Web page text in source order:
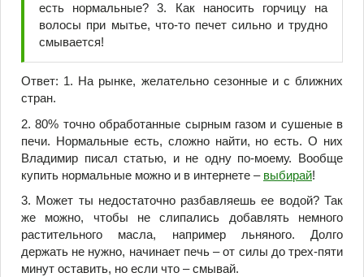
есть нормальные? 3. Как наносить горчицу на
волосы при мытье, что-то печет сильно и трудно
смывается!
Ответ: 1. На рынке, желательно сезонные и с ближних
стран.
2. 80% точно обработанные сырным газом и сушеные в
печи. Нормальные есть, сложно найти, но есть. О них
Владимир писал статью, и не одну по-моему. Вообще
купить нормальные можно и в интернете – выбирай!
3. Может ты недостаточно разбавляешь ее водой? Так
же можно, чтобы не слипались добавлять немного
растительного масла, например льняного. Долго
держать не нужно, начинает печь – от силы до трех-пяти
минут оставить, но если что – смывай.